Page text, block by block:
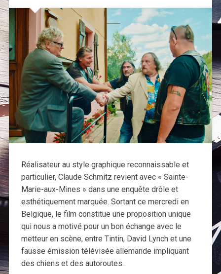
Réalisateur au style graphique reconnaissable et
particulier, Claude Schmitz revient avec « Sainte-
Marie-aux-Mines » dans une enquête drôle et
esthétiquement marquée. Sortant ce mercredi en
Belgique, le film constitue une proposition unique
qui nous a motivé pour un bon échange avec le
metteur en scène, entre Tintin, David Lynch et une
fausse émission télévisée allemande impliquant
des chiens et des autoroutes.